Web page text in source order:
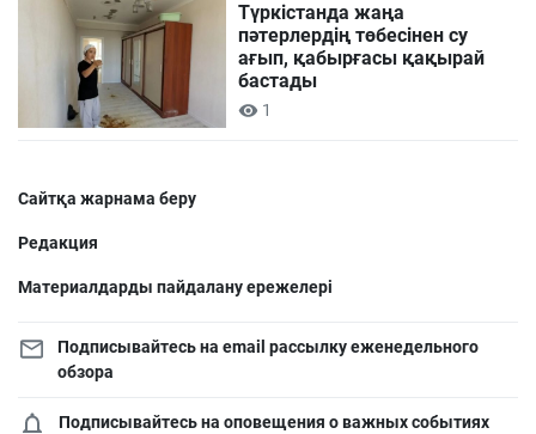
Түркістанда жаңа
пәтерлердің төбесінен су
ағып, қабырғасы қақырай
бастады
1
Сайтқа жарнама беру
Редакция
Материалдарды пайдалану ережелері
Подписывайтесь на email рассылку еженедельного
обзора
Подписывайтесь на оповещения о важных событиях